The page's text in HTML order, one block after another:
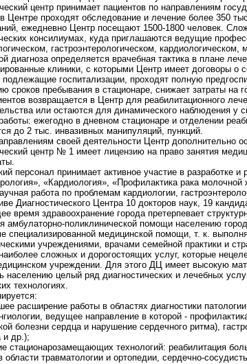
центр принимает пациентов по направлениям
Центре проходят обследование и лечение более 350
ежедневно Центр посещают 1500-1800 человек.
консилиумах, куда приглашаются ведущие
гастроэнтерологическом,
диагноза определяется врачебная тактика в плане
клиники, с которыми Центр имеет договоры о
госпитализации, проходят полную
сроков пребывания в стационаре, снижает затраты на
возвращается в Центр для реабилитационного
или остаются для динамического наблюдения
ежегодно в дневном стационаре и отделении
до 2 тыс. инвазивных манипуляций, пункций.
своей деятельности Центр дополнительно
центр № 1 имеет лицензию на право занятия
персонал принимает активное участие в разработке
«Кардиология», «Профилактика рака
работа по проблемам кардиологии,
Диагностического Центра 10 докторов наук, 19
время здравоохранение города претерпевает
амбулаторно-поликлинической помощи населению
специализированной медицинской помощи, т. к.
учреждениями, врачами семейной практики и
сложных и дорогостоящих услуг, которые
учреждении. Для этого ДЦ имеет высокую
населению целый ряд диагностических и лечебных
технологиях.
расширение работы в областях диагностики
ведущее направление в которой -
болезни сердца и нарушение сердечного ритма),
и др.);
стационарозамещающих технологий: реабилитация
области травматологии и ортопедии, сердечно-